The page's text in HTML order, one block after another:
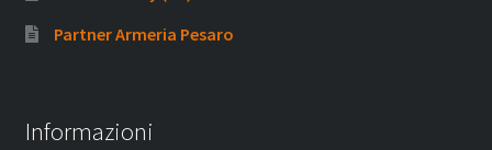
Partner Armeria Pesaro
Informazioni